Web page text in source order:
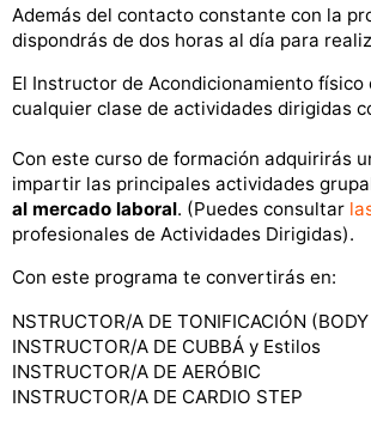
Además del contacto constante con la
dispondrás de dos horas al día para
El Instructor de Acondicionamiento
cualquier clase de actividades dirigidas
Con este curso de formación adquirirás
impartir las principales actividades
al mercado laboral. (Puedes consultar
profesionales de Actividades Dirigidas).
Con este programa te convertirás en:
NSTRUCTOR/A DE TONIFICACIÓN
INSTRUCTOR/A DE CUBBÁ y Estilos
INSTRUCTOR/A DE AERÓBIC
INSTRUCTOR/A DE CARDIO STEP